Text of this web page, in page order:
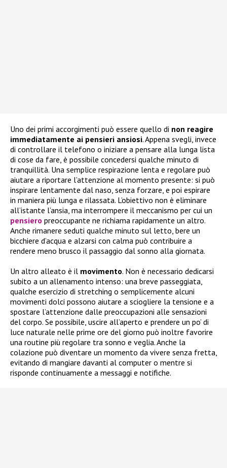
Uno dei primi accorgimenti può essere quello di non reagire
immediatamente ai pensieri ansiosi. Appena svegli, invece
di controllare il telefono o iniziare a pensare alla lunga lista
di cose da fare, è possibile concedersi qualche minuto di
tranquillità. Una semplice respirazione lenta e regolare può
aiutare a riportare l’attenzione al momento presente: si può
inspirare lentamente dal naso, senza forzare, e poi espirare
in maniera più lunga e rilassata. L’obiettivo non è eliminare
all’istante l’ansia, ma interrompere il meccanismo per cui un
pensiero preoccupante ne richiama rapidamente un altro.
Anche rimanere seduti qualche minuto sul letto, bere un
bicchiere d’acqua e alzarsi con calma può contribuire a
rendere meno brusco il passaggio dal sonno alla giornata.
Un altro alleato è il movimento. Non è necessario dedicarsi
subito a un allenamento intenso: una breve passeggiata,
qualche esercizio di stretching o semplicemente alcuni
movimenti dolci possono aiutare a sciogliere la tensione e a
spostare l’attenzione dalle preoccupazioni alle sensazioni
del corpo. Se possibile, uscire all’aperto e prendere un po’ di
luce naturale nelle prime ore del giorno può inoltre favorire
una routine più regolare tra sonno e veglia. Anche la
colazione può diventare un momento da vivere senza fretta,
evitando di mangiare davanti al computer o mentre si
risponde continuamente a messaggi e notifiche.